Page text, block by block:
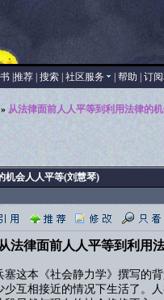
| 推荐| 搜索| 社区服务 帮助 订
从法律面前人人平等到利用法律的
机会人人平等(刘慧琴)
从法律面前人人平等到利用
塞这本《社会静力学》撰写的
少互相接近的情况下生活了。